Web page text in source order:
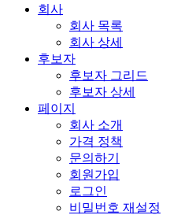
회사
회사 목록
회사 상세
후보자
후보자 그리드
후보자 상세
페이지
회사 소개
가격 정책
문의하기
회원가입
로그인
비밀번호 재설정